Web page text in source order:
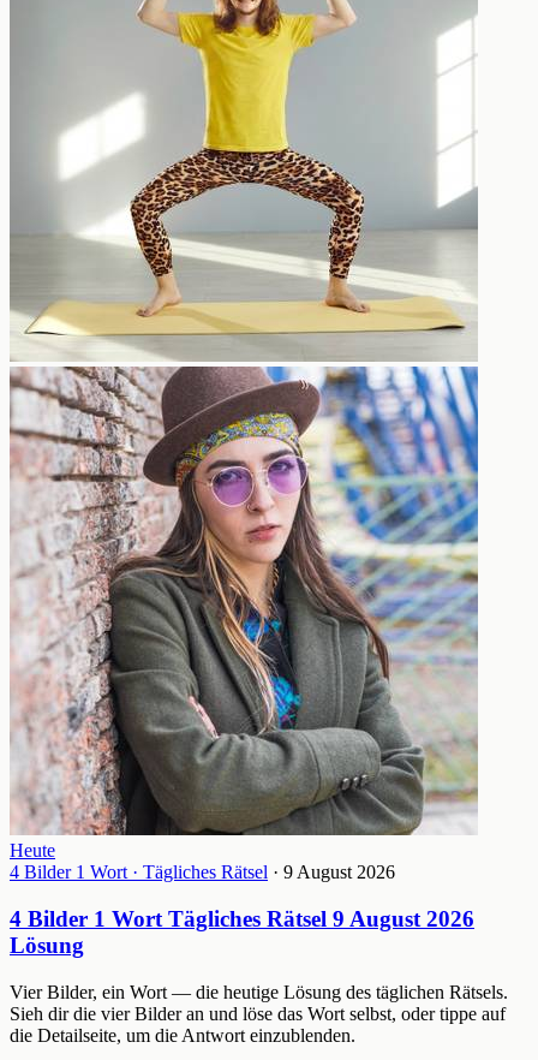
Heute
4 Bilder 1 Wort · Tägliches Rätsel · 9 August 2026
4 Bilder 1 Wort Tägliches Rätsel 9 August 2026
Lösung
Vier Bilder, ein Wort — die heutige Lösung des täglichen Rätsels.
Sieh dir die vier Bilder an und löse das Wort selbst, oder tippe auf
die Detailseite, um die Antwort einzublenden.